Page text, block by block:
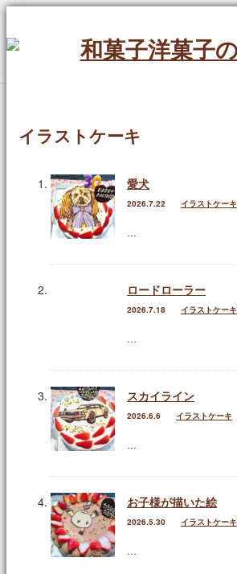
イラストケーキ
愛犬
2026.7.22 イラストケーキ
…
ロードローラー
2026.7.18 イラストケーキ
…
スカイライン
2026.6.6 イラストケーキ
…
お子様が描いた絵
2026.5.30 イラストケーキ
…
定番のお菓子
ケーキ
イラストケーキ
進物
返礼品
お祝い・内祝
仏事
季節のお菓子
春のお菓子